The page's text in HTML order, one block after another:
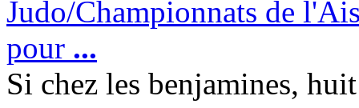
Judo/Championnats de
pour ...
Si chez les benjamines,